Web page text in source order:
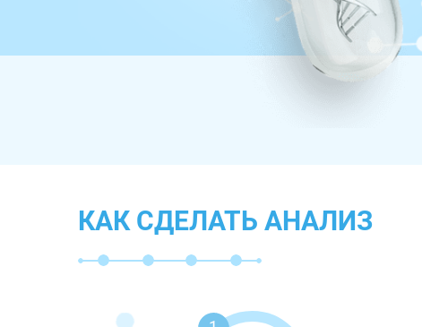
КАК СДЕЛАТЬ АНАЛИЗ